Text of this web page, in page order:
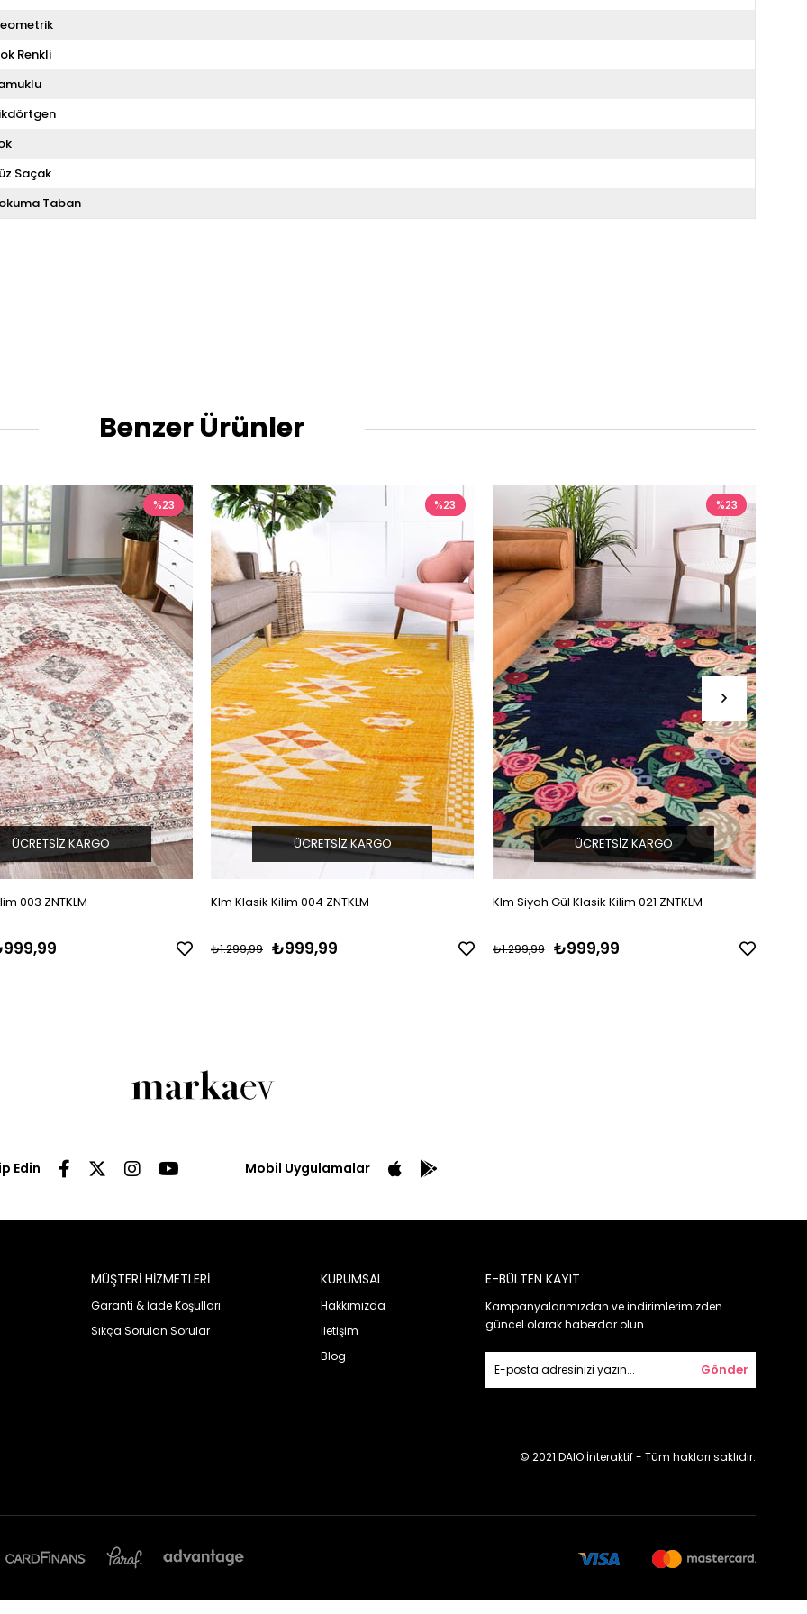
Renkli
Saçak
Taban
Benzer Ürünler
003 ZNTKLM
%23
ÜCRETSIZ KARGO
Klm Klasik Kilim 004 ZNTKLM
₺999,99
₺1.299,99
%23
ÜCRETSIZ KARGO
Klm Siyah Gül Klasik Kilim 021 ZNTKLM
₺999,99
₺1.299,99
%23
ÜCRETSIZ KARGO
Edin Mobil Uygulamalar
MÜŞTERİ HİZMETLERİ
Garanti & İade Koşulları
Sıkça Sorulan Sorular
KURUMSAL
Hakkımızda
İletişim
Blog
E-BÜLTEN KAYIT
Kampanyalarımızdan ve indirimlerimizden
güncel olarak haberdar olun.
Gönder
© 2021 DAIO İnteraktif - Tüm hakları saklıdır.